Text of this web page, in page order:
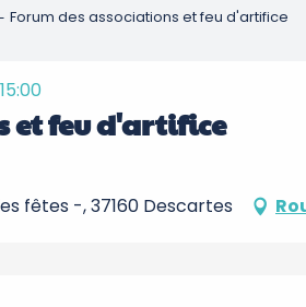
Forum des associations et feu d'artifice
et feu d'artifice
fêtes -, 37160 Descartes